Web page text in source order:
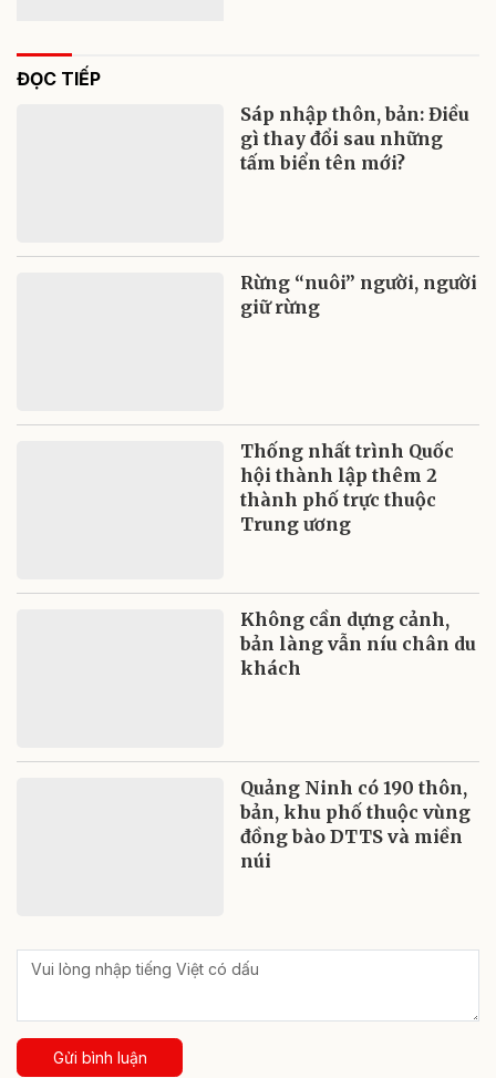
ĐỌC TIẾP
Sáp nhập thôn, bản: Điều
gì thay đổi sau những
tấm biển tên mới?
Rừng “nuôi” người, người
giữ rừng
Thống nhất trình Quốc
hội thành lập thêm 2
thành phố trực thuộc
Trung ương
Không cần dựng cảnh,
bản làng vẫn níu chân du
khách
Quảng Ninh có 190 thôn,
bản, khu phố thuộc vùng
đồng bào DTTS và miền
núi
Gửi bình luận